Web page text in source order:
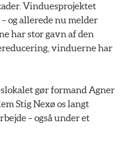
Vinduesprojektet
og allerede nu melder
har stor gavn af den
vinduerne har
gør formand Agner
Stig Nexø os langt
– også under et